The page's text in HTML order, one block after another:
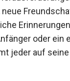
neue
oder ein